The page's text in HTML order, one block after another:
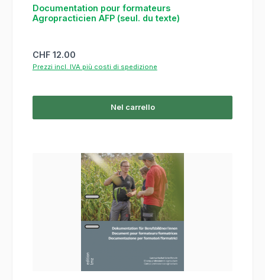
Documentation pour formateurs
Agropracticien AFP (seul. du texte)
Prezzo normale:
CHF 12.00
Prezzi incl. IVA più costi di spedizione
Nel carrello